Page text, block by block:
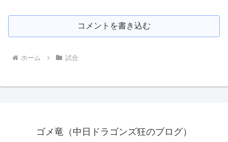
コメントを書き込む
ホーム 試合
ゴメ竜（中日ドラゴンズ狂のブログ）